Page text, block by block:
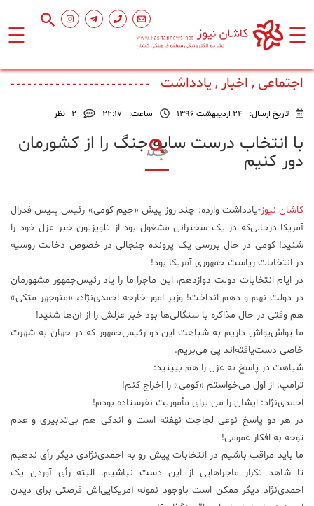
☰ ☰
اصلی
فرهنگ
ورزشی
محیط
زیست
علم
و
فناوری
عکس
مجله
اجتماعی , اخبار , یادداشت
تاریخ ارسال: 24 اردیبهشت 1396 ساعت: ۲۲:۱۷ 2 نظر
با انتخاب درست سایه جنگ را از کشورمان
دور کنیم
کاشان نیوز-یادداشت وارده: چند روز پیش «جیم کومی» رئیس پلیس فدرال
آمریکا درحالی‌که در یک سخنرانی مشغول بود از تلویزیون خبر عزل خود را
شنید! کومی در حال بررسی یک پرونده جنجالی در خصوص دخالت روسیه
در انتخابات ریاست جمهوری آمریکا بود!
در ایام انتخابات دولت دوازدهم، این ماجرا ما را یاد رئیس‌جمهور مشهورمان
در دولت نهم و دهم انداخت! وزیر امور خارجه احمدی‌نژاد، «منوجهر متکی»
هم وقتی در حال مذاکره با سنگالی‌ها بود خبر عزلش را از آن‌ها شنید!
ما یواش‌یواش داریم به شباهت این دو رئیس‌جمهور که در جهان به شهرت
خاصی دست‌یافته‌اند پی می‌بریم.
شباهت در پاسخ به عزل را هم ببینید:
ترامپ: از اول می‌خواستم «کومی» را اخراج کنم!
احمدی‌نژاد: ایشان را من برای مأموریت نفرستاده بودم!
در هر دو پاسخ نوعی لجاجت نهفته است و اندکی هم بی‌تدبیری و عدم
توجه به افکار عمومی!
ما باید مراقب باشیم در انتخابات پیش رو به احمدی‌نژادی دیگر رأی ندهیم
تا شاهد تکرار ماجراهایی از این دست نباشیم. البته رأی آوردن یک
احمدی‌نژاد دیگر ممکن است باوجود نمونه آمریکایی‌اش فرصتی برای دیدن